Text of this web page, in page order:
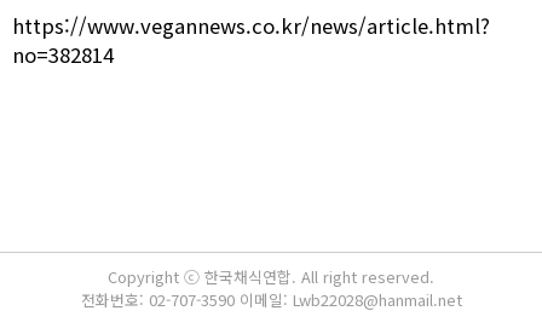
https://www.vegannews.co.kr/news/article.html?
no=382814
Copyright ⓒ 한국채식연합. All right reserved.
전화번호: 02-707-3590 이메일: Lwb22028@hanmail.net